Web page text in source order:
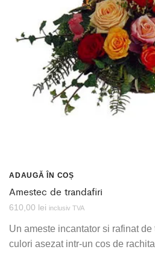
ADAUGĂ ÎN COȘ
Amestec de trandafiri
610,00 lei inclusiv TVA
Un ameste incantator si rafinat
culori asezat intr-un cos de